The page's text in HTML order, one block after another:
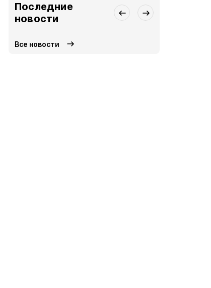
Последние
новости
Все новости